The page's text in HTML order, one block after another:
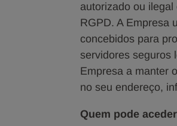
autorizado ou
RGPD. A Empresa
concebidos para
servidores seguros
Empresa a manter
no seu endereço,
Quem pode